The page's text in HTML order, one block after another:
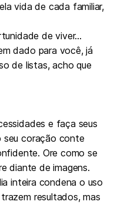
vida de cada familiar,
de viver…
dado para você, já
de listas, acho que
e faça seus
seu coração conte
Ore como se
diante de imagens.
inteira condena o uso
resultados, mas